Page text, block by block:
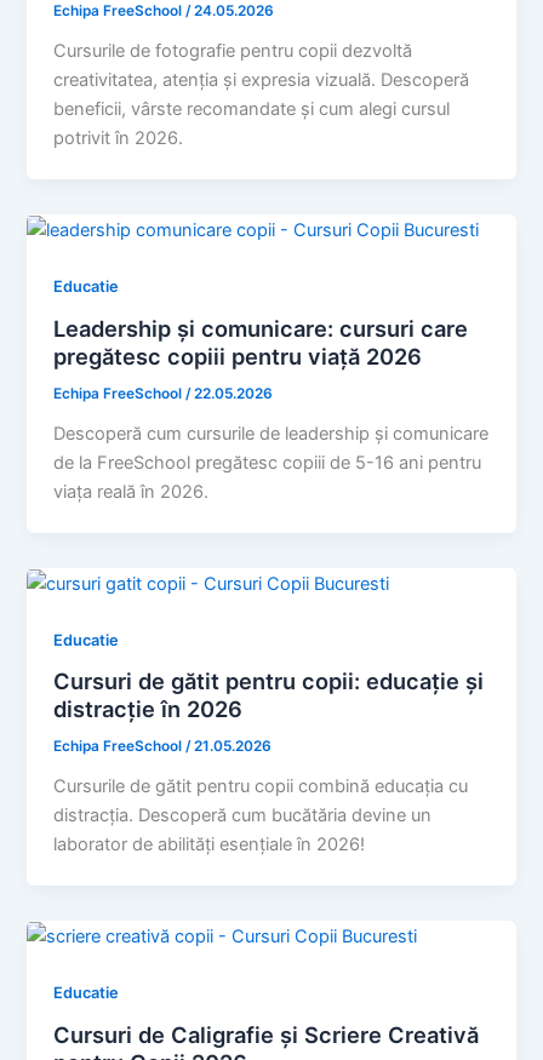
Echipa FreeSchool/24.05.2026
Cursurile de fotografie pentru copii dezvoltă
creativitatea, atenția și expresia vizuală. Descoperă
beneficii, vârste recomandate și cum alegi cursul
potrivit în 2026.
Educatie
Leadership și comunicare: cursuri care
pregătesc copiii pentru viață 2026
Echipa FreeSchool /22.05.2026
Descoperă cum cursurile de leadership și comunicare
de la FreeSchool pregătesc copiii de 5-16 ani pentru
viața reală în 2026.
Educatie
Cursuri de gătit pentru copii: educație și
distracție în 2026
Echipa FreeSchool/21.05.2026
Cursurile de gătit pentru copii combină educația cu
distracția. Descoperă cum bucătăria devine un
laborator de abilități esențiale în 2026!
Educatie
Cursuri de Caligrafie și Scriere Creativă